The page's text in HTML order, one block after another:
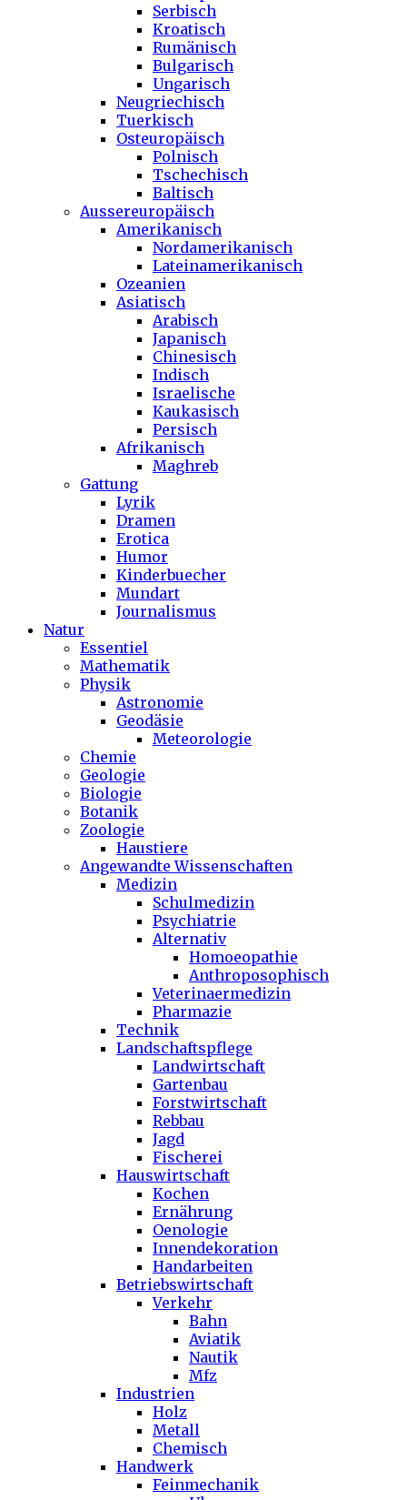
Serbisch
Kroatisch
Rumänisch
Bulgarisch
Ungarisch
Neugriechisch
Tuerkisch
Osteuropäisch
Polnisch
Tschechisch
Baltisch
Aussereuropäisch
Amerikanisch
Nordamerikanisch
Lateinamerikanisch
Ozeanien
Asiatisch
Arabisch
Japanisch
Chinesisch
Indisch
Israelische
Kaukasisch
Persisch
Afrikanisch
Maghreb
Gattung
Lyrik
Dramen
Erotica
Humor
Kinderbuecher
Mundart
Journalismus
Natur
Essentiel
Mathematik
Physik
Astronomie
Geodäsie
Meteorologie
Chemie
Geologie
Biologie
Botanik
Zoologie
Haustiere
Angewandte Wissenschaften
Medizin
Schulmedizin
Psychiatrie
Alternativ
Homoeopathie
Anthroposophisch
Veterinaermedizin
Pharmazie
Technik
Landschaftspflege
Landwirtschaft
Gartenbau
Forstwirtschaft
Rebbau
Jagd
Fischerei
Hauswirtschaft
Kochen
Ernährung
Oenologie
Innendekoration
Handarbeiten
Betriebswirtschaft
Verkehr
Bahn
Aviatik
Nautik
Mfz
Industrien
Holz
Metall
Chemisch
Handwerk
Feinmechanik